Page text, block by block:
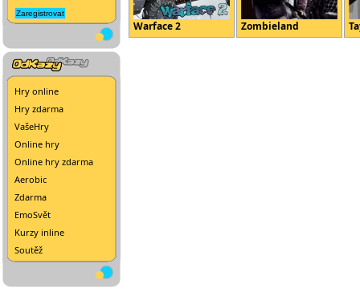
Hry online
Hry zdarma
VašeHry
Online hry
Online hry zdarma
Aerobic
Zdarma
EmoSvět
Kurzy inline
Soutěž
Warface 2 Zombieland